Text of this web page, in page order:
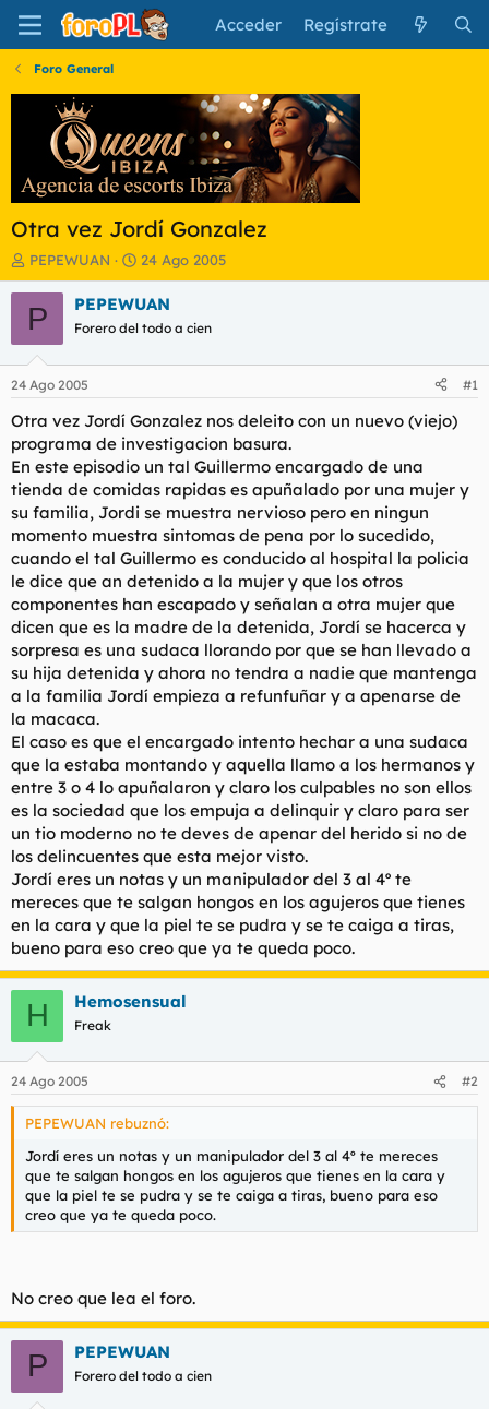
Acceder Regístrate
Foro General
Otra vez Jordí Gonzalez
I
n
i
c
a
d
o
r
e
l
t
e
m
a
PEPEWUAN
F
e
c
a
i
n
c
o
24 Ago 2005
P PEPEWUAN
Forero del todo a cien
24 Ago 2005 #1
Otra vez Jordí Gonzalez nos deleito con un nuevo (viejo)
programa de investigacion basura.
En este episodio un tal Guillermo encargado de una
tienda de comidas rapidas es apuñalado por una mujer y
su familia, Jordi se muestra nervioso pero en ningun
momento muestra sintomas de pena por lo sucedido,
cuando el tal Guillermo es conducido al hospital la policia
le dice que an detenido a la mujer y que los otros
componentes han escapado y señalan a otra mujer que
dicen que es la madre de la detenida, Jordí se hacerca y
sorpresa es una sudaca llorando por que se han llevado a
su hija detenida y ahora no tendra a nadie que mantenga
a la familia Jordí empieza a refunfuñar y a apenarse de
la macaca.
El caso es que el encargado intento hechar a una sudaca
que la estaba montando y aquella llamo a los hermanos y
entre 3 o 4 lo apuñalaron y claro los culpables no son ellos
es la sociedad que los empuja a delinquir y claro para ser
un tio moderno no te deves de apenar del herido si no de
los delincuentes que esta mejor visto.
Jordí eres un notas y un manipulador del 3 al 4º te
mereces que te salgan hongos en los agujeros que tienes
en la cara y que la piel te se pudra y se te caiga a tiras,
bueno para eso creo que ya te queda poco.
H Hemosensual
Freak
24 Ago 2005 #2
PEPEWUAN rebuznó:
Jordí eres un notas y un manipulador del 3 al 4º te mereces
que te salgan hongos en los agujeros que tienes en la cara y
que la piel te se pudra y se te caiga a tiras, bueno para eso
creo que ya te queda poco.
No creo que lea el foro.
P PEPEWUAN
Forero del todo a cien